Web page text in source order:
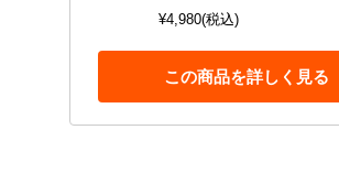
¥4,980(税込)
この商品を詳しく見る